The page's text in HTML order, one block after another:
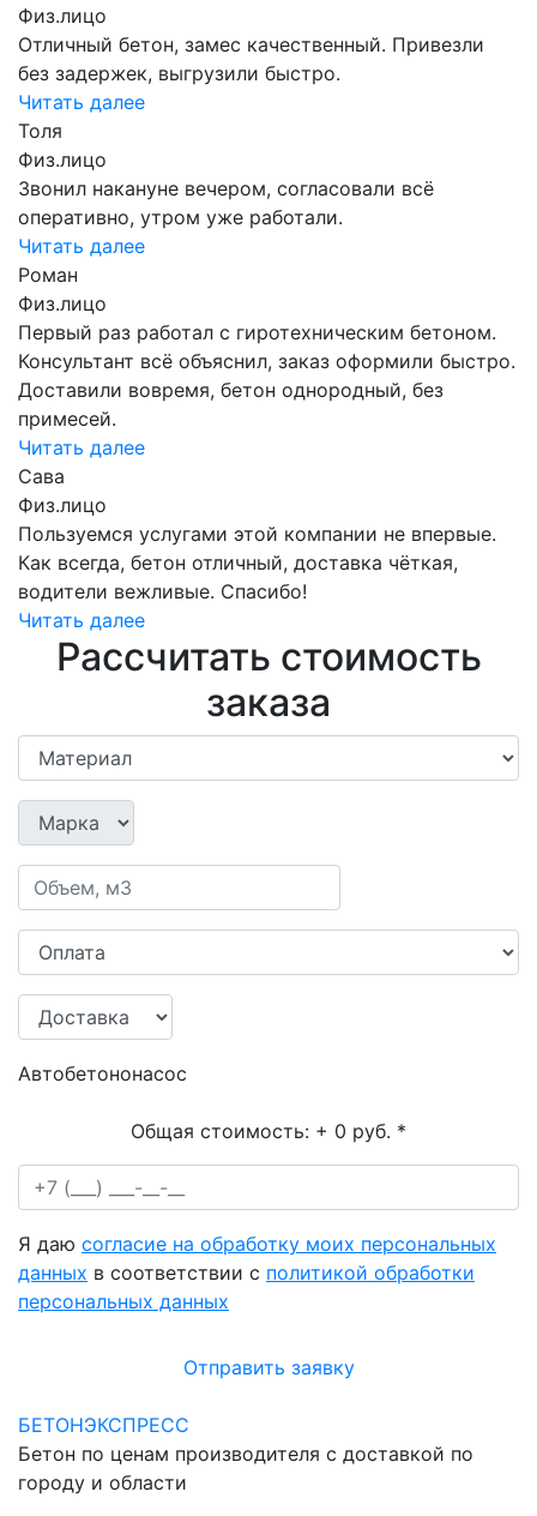
Физ.лицо
Отличный бетон, замес качественный. Привезли
без задержек, выгрузили быстро.
Читать далее
Толя
Физ.лицо
Звонил накануне вечером, согласовали всё
оперативно, утром уже работали.
Читать далее
Роман
Физ.лицо
Первый раз работал с гиротехническим бетоном.
Консультант всё объяснил, заказ оформили быстро.
Доставили вовремя, бетон однородный, без
примесей.
Читать далее
Сава
Физ.лицо
Пользуемся услугами этой компании не впервые.
Как всегда, бетон отличный, доставка чёткая,
водители вежливые. Спасибо!
Читать далее
Рассчитать стоимость
заказа
Автобетононасос
Общая стоимость: + 0 руб. *
Я даю согласие на обработку моих персональных
данных в соответствии с политикой обработки
персональных данных
Отправить заявку
БЕТОНЭКСПРЕСС
Бетон по ценам производителя с доставкой по
городу и области